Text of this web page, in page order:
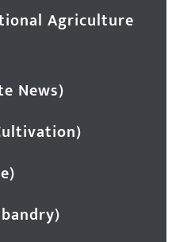
Agriculture
News)